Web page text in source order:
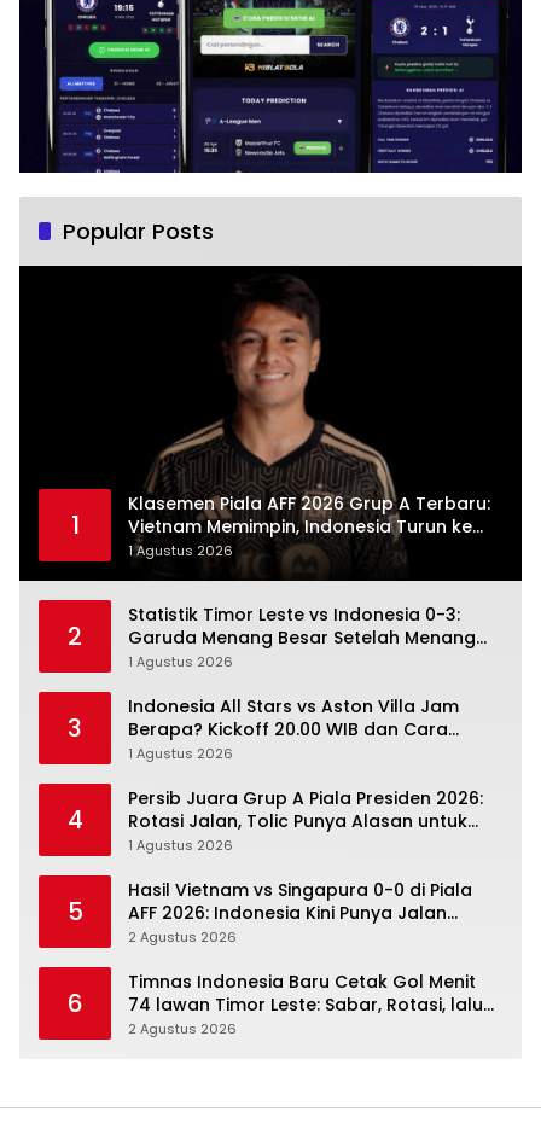
Popular Posts
1
Klasemen Piala AFF 2026 Grup A Terbaru:
Vietnam Memimpin, Indonesia Turun ke
Posisi Tiga
1 Agustus 2026
2
Statistik Timor Leste vs Indonesia 0-3:
Garuda Menang Besar Setelah Menang
Angka Lebih Dulu
1 Agustus 2026
3
Indonesia All Stars vs Aston Villa Jam
Berapa? Kickoff 20.00 WIB dan Cara
Nonton Resminya
1 Agustus 2026
4
Persib Juara Grup A Piala Presiden 2026:
Rotasi Jalan, Tolic Punya Alasan untuk
Percaya
1 Agustus 2026
5
Hasil Vietnam vs Singapura 0-0 di Piala
AFF 2026: Indonesia Kini Punya Jalan
Terbuka
2 Agustus 2026
6
Timnas Indonesia Baru Cetak Gol Menit
74 lawan Timor Leste: Sabar, Rotasi, lalu
Pecah
2 Agustus 2026